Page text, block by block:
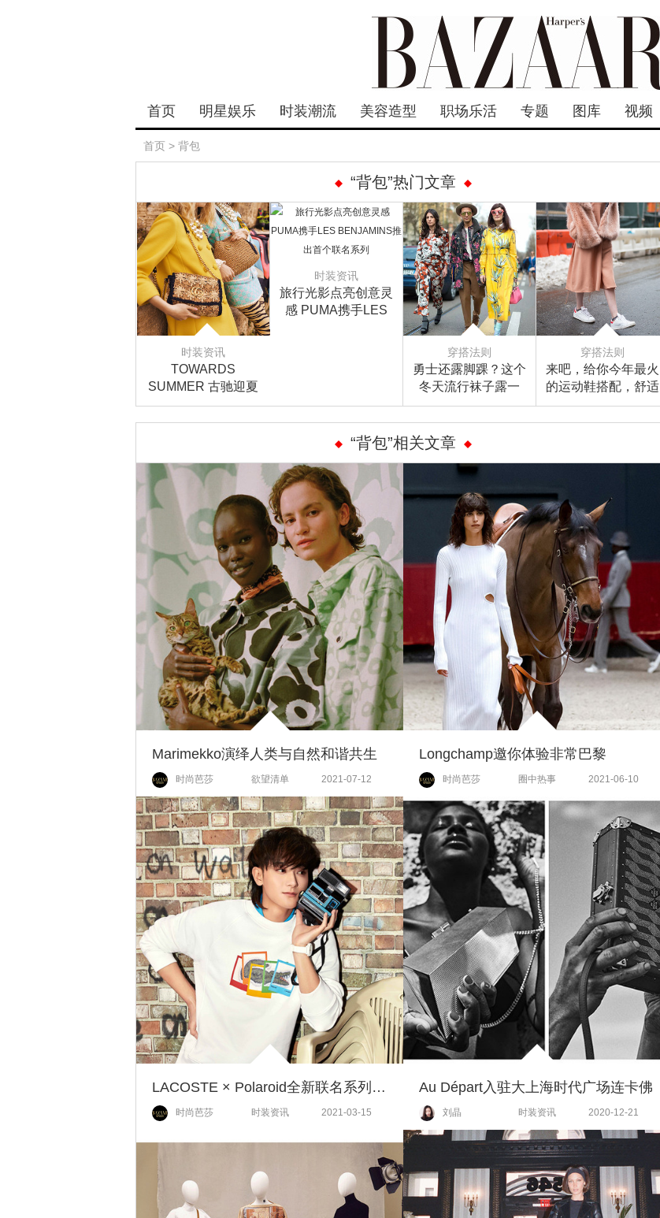
首页 明星娱乐 时装潮流 美容造型 职场乐活 专题 图库 视频
首页 > 背包
“背包”热门文章
时装资讯
TOWARDS
SUMMER 古驰迎夏
系列
时装资讯
旅行光影点亮创意灵
感 PUMA携手LES
穿搭法则
勇士还露脚踝？这个
冬天流行袜子露一
截！
穿搭法则
来吧，给你今年最火
的运动鞋搭配，舒适
度实穿度立刻告诉
你！
“背包”相关文章
Marimekko演绎人类与自然和谐共生
时尚芭莎 欲望清单 2021-07-12
Longchamp邀你体验非常巴黎
时尚芭莎 圈中热事 2021-06-10
LACOSTE × Polaroid全新联名系列上市
时尚芭莎 时装资讯 2021-03-15
Au Départ入驻大上海时代广场连卡佛
刘晶 时装资讯 2020-12-21